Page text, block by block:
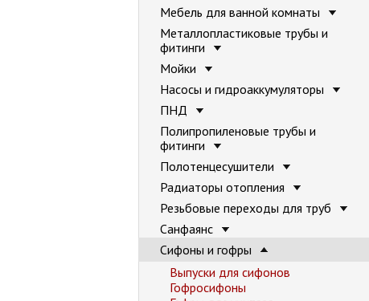
Мебель для ванной комнаты
Металлопластиковые трубы и
фитинги
Мойки
Насосы и гидроаккумуляторы
ПНД
Полипропиленовые трубы и
фитинги
Полотенцесушители
Радиаторы отопления
Резьбовые переходы для труб
Санфаянс
Сифоны и гофры
Выпуски для сифонов
Гофросифоны